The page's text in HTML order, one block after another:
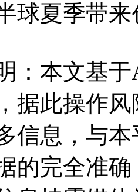
球夏季带
本文基于
据此操作
信息，与
的完全准